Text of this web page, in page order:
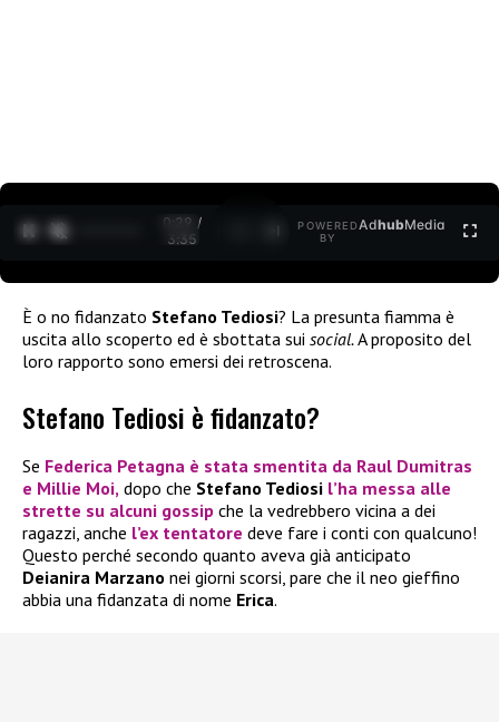
0:30 /
3:35
POWERED
BY
AdhubMedia
È o no fidanzato Stefano Tediosi? La presunta fiamma è
uscita allo scoperto ed è sbottata sui social.A proposito del
loro rapporto sono emersi dei retroscena.
Stefano Tediosi è fidanzato?
Se Federica Petagna è stata smentita da Raul Dumitras
e Millie Moi, dopo che Stefano Tediosi l’ha messa alle
strette su alcuni gossip che la vedrebbero vicina a dei
ragazzi, anche l’ex tentatore deve fare i conti con qualcuno!
Questo perché secondo quanto aveva già anticipato
Deianira Marzano nei giorni scorsi, pare che il neo gieffino
abbia una fidanzata di nome Erica.